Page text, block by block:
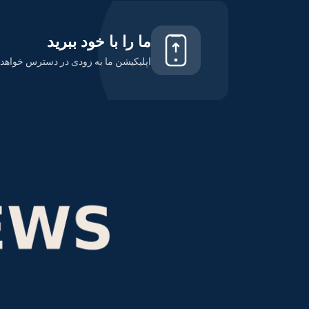
ما را با خود ببرید
اپلیکیشن ما به زودی در دسترس خواهد